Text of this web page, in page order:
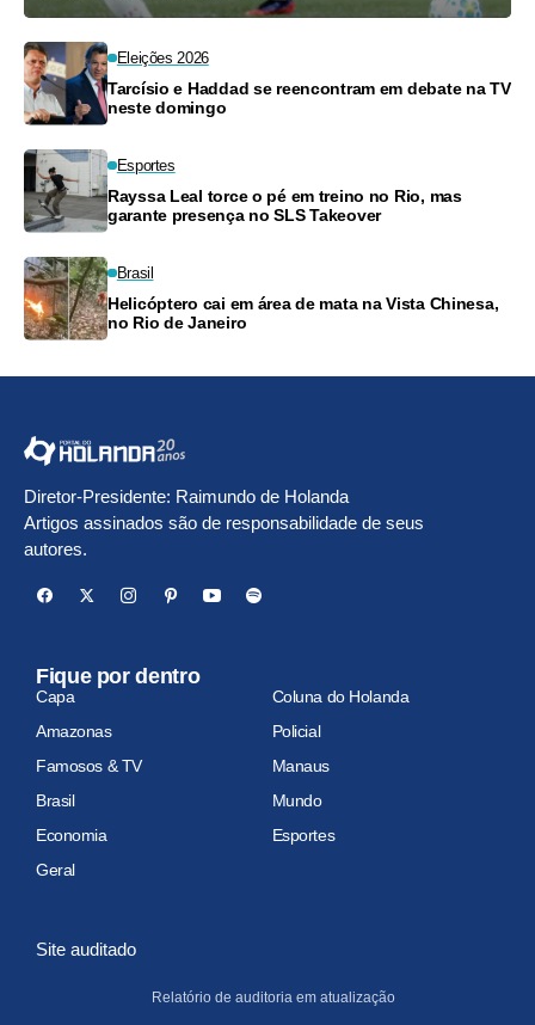
Eleições 2026
Tarcísio e Haddad se reencontram em debate na TV
neste domingo
Esportes
Rayssa Leal torce o pé em treino no Rio, mas
garante presença no SLS Takeover
Brasil
Helicóptero cai em área de mata na Vista Chinesa,
no Rio de Janeiro
Diretor-Presidente: Raimundo de Holanda
Artigos assinados são de responsabilidade de seus
autores.
Fique por dentro
Capa
Coluna do Holanda
Amazonas
Policial
Famosos & TV
Manaus
Brasil
Mundo
Economia
Esportes
Geral
Site auditado
Relatório de auditoria em atualização